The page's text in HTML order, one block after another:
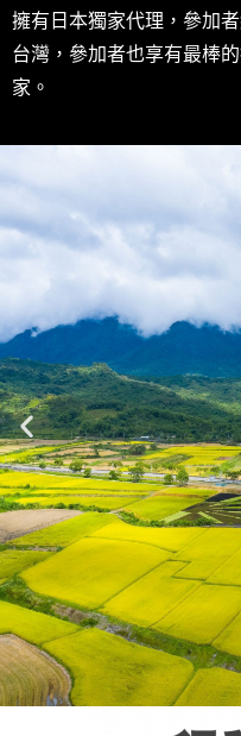
擁有日本獨家代理，參加
台灣，參加者也享有最棒
家。